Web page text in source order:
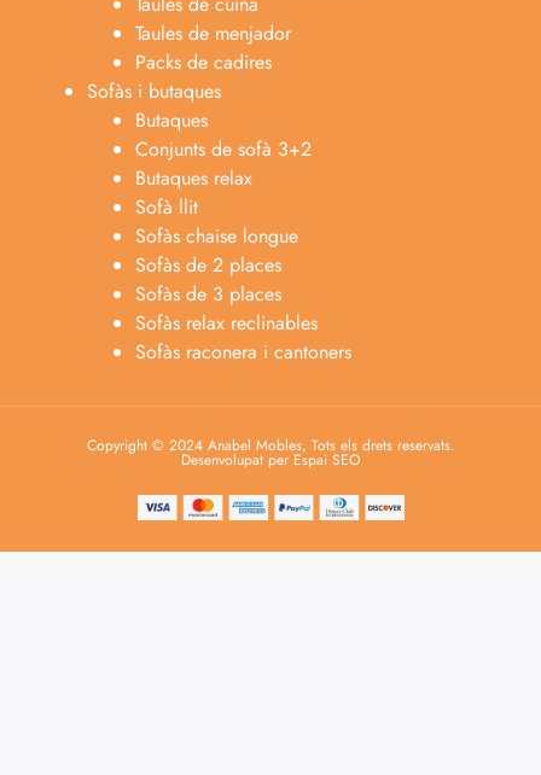
Taules de menjador
Packs de cadires
Sofàs i butaques
Butaques
Conjunts de sofà 3+2
Butaques relax
Sofà llit
Sofàs chaise longue
Sofàs de 2 places
Sofàs de 3 places
Sofàs relax reclinables
Sofàs raconera i cantoners
Copyright © 2024 Anabel Mobles, Tots els drets reservats.
Desenvolupat per Espai SEO